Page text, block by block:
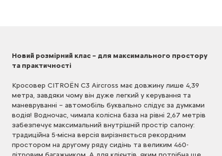
Новий розмірний клас – для максимального простору
та практичності
Кросовер CITROЁN C3 Aircross має довжину лише 4,39
метра, завдяки чому він дуже легкий у керування та
маневруванні – автомобіль буквально слідує за думками
водія! Водночас, чимала колісна база на рівні 2,67 метрів
забезпечує максимальний внутрішній простір салону:
традиційна 5-місна версія вирізняється рекордним
простором на другому ряду сидінь та великим 460-